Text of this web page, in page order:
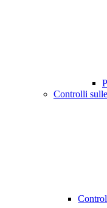
Controlli